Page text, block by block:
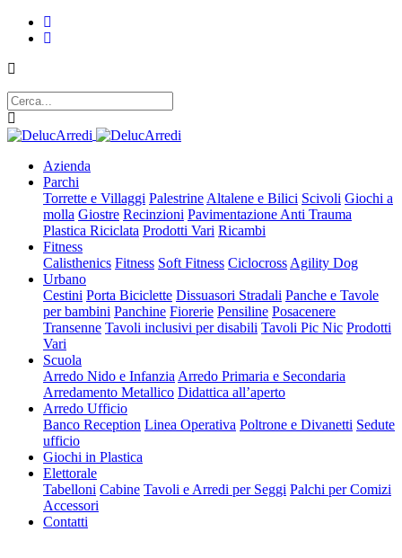
Azienda
Parchi
Torrette e Villaggi Palestrine Altalene e Bilici Scivoli Giochi a
molla Giostre Recinzioni Pavimentazione Anti Trauma
Plastica Riciclata Prodotti Vari Ricambi
Fitness
Calisthenics Fitness Soft Fitness Ciclocross Agility Dog
Urbano
Cestini Porta Biciclette Dissuasori Stradali Panche e Tavole
per bambini Panchine Fiorerie Pensiline Posacenere
Transenne Tavoli inclusivi per disabili Tavoli Pic Nic Prodotti
Vari
Scuola
Arredo Nido e Infanzia Arredo Primaria e Secondaria
Arredamento Metallico Didattica all’aperto
Arredo Ufficio
Banco Reception Linea Operativa Poltrone e Divanetti Sedute
ufficio
Giochi in Plastica
Elettorale
Tabelloni Cabine Tavoli e Arredi per Seggi Palchi per Comizi
Accessori
Contatti